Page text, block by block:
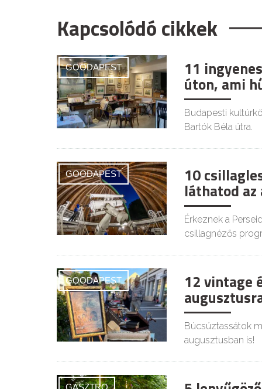
Kapcsolódó cikkek
GOODAPEST 11
úton, ami
Budapesti
Bartók Béla útra.
GOODAPEST 10
láthatod
Érkeznek a
csillagnézős
GOODAPEST 12 vintage
Búcsúztassátok
augusztusban is!
GASZTRO